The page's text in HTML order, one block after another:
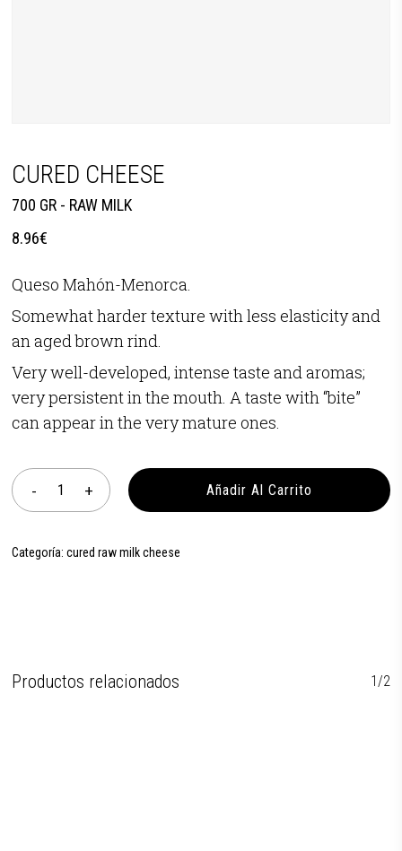
CURED CHEESE
700 GR - RAW MILK
8.96€
Queso Mahón-Menorca.
Somewhat harder texture with less elasticity and
an aged brown rind.
Very well-developed, intense taste and aromas;
very persistent in the mouth. A taste with “bite”
can appear in the very mature ones.
Añadir Al Carrito
Categoría:cured raw milk cheese
Productos relacionados 1/2